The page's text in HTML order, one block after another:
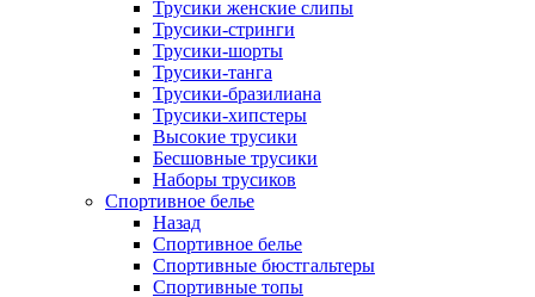
Трусики женские слипы
Трусики-стринги
Трусики-шорты
Трусики-танга
Трусики-бразилиана
Трусики-хипстеры
Высокие трусики
Бесшовные трусики
Наборы трусиков
Спортивное белье
Назад
Спортивное белье
Спортивные бюстгальтеры
Спортивные топы